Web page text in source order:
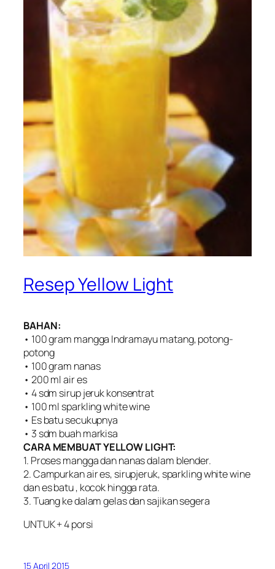
Resep Yellow Light
BAHAN:
• 100 gram mangga Indramayu matang, potong-
potong
• 100 gram nanas
• 200 ml air es
• 4 sdm sirup jeruk konsentrat
• 100 ml sparkling white wine
• Es batu secukupnya
• 3 sdm buah markisa
CARA MEMBUAT YELLOW LIGHT:
1. Proses mangga dan nanas dalam blender.
2. Campurkan air es, sirupjeruk, sparkling white wine
dan es batu , kocok hingga rata.
3. Tuang ke dalam gelas dan sajikan segera
UNTUK + 4 porsi
15 April 2015